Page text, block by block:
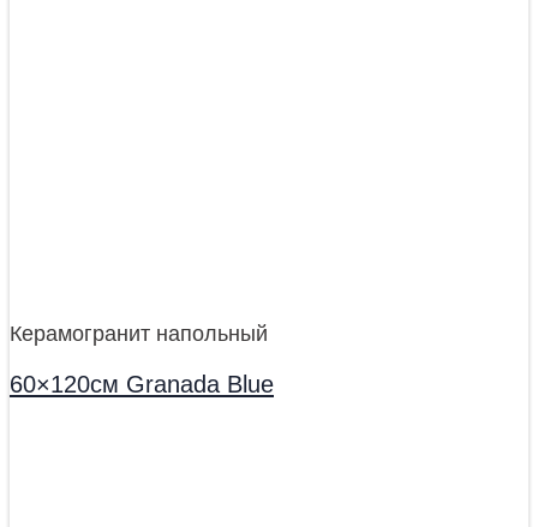
Керамогранит напольный
60×120см Granada Blue